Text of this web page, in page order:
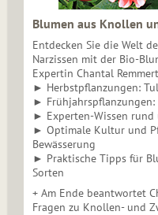
Blumen aus Knollen
Entdecken Sie die Welt
Narzissen mit der Bio-
Expertin Chantal
► Herbstpflanzungen:
►
► Experten-Wissen rund
► Optimale Kultur und
Bewässerung
► Praktische Tipps für
Sorten
+ Am Ende beantwortet
Fragen zu Knollen- und